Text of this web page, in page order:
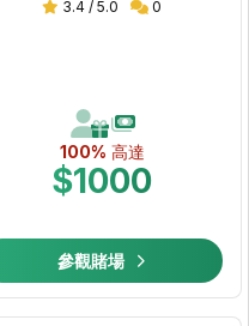
3.4 / 5.0 0
100% 高達
$1000
參觀賭場